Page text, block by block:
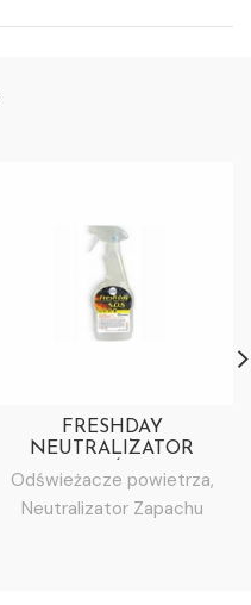
FRESHDAY
NEUTRALIZATOR
ZAPACHÓW S.O.S
Odświeżacze powietrza,
Neutralizator Zapachu